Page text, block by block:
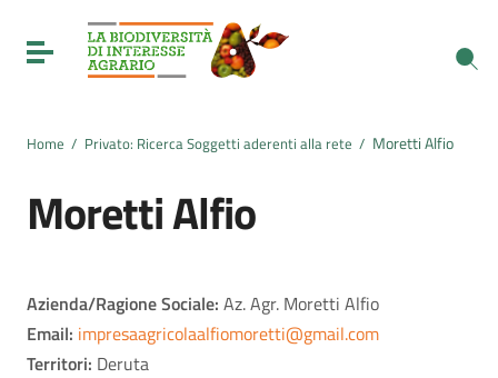
Vai al menu di navigazione
Vai al footer
Toggle navigation
Home / Privato: Ricerca Soggetti aderenti alla rete / Moretti Alfio
Moretti Alfio
Azienda/Ragione Sociale: Az. Agr. Moretti Alfio
Email: impresaagricolaalfiomoretti@gmail.com
Territori: Deruta